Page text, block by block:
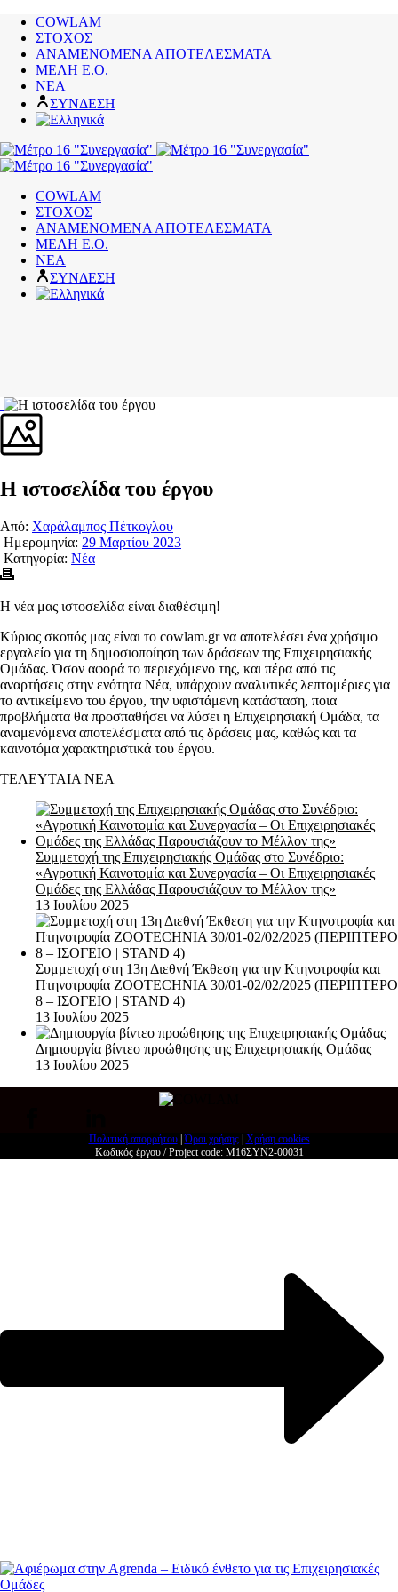
COWLAM
ΣΤΟΧΟΣ
ΑΝΑΜΕΝΟΜΕΝΑ ΑΠΟΤΕΛΕΣΜΑΤΑ
ΜΕΛΗ Ε.Ο.
ΝΕΑ
ΣΥΝΔΕΣΗ
COWLAM
ΣΤΟΧΟΣ
ΑΝΑΜΕΝΟΜΕΝΑ ΑΠΟΤΕΛΕΣΜΑΤΑ
ΜΕΛΗ Ε.Ο.
ΝΕΑ
ΣΥΝΔΕΣΗ
Η ιστοσελίδα του έργου
Από: Χαράλαμπος Πέτκογλου
Ημερομηνία: 29 Μαρτίου 2023
Κατηγορία: Νέα
Η νέα μας ιστοσελίδα είναι διαθέσιμη!
Κύριος σκοπός μας είναι το cowlam.gr να αποτελέσει ένα χρήσιμο
εργαλείο για τη δημοσιοποίηση των δράσεων της Επιχειρησιακής
Ομάδας. Όσον αφορά το περιεχόμενο της, και πέρα από τις
αναρτήσεις στην ενότητα Νέα, υπάρχουν αναλυτικές λεπτομέριες για
το αντικείμενο του έργου, την υφιστάμενη κατάσταση, ποια
προβλήματα θα προσπαθήσει να λύσει η Επιχειρησιακή Ομάδα, τα
αναμενόμενα αποτελέσματα από τις δράσεις μας, καθώς και τα
καινοτόμα χαρακτηριστικά του έργου.
ΤΕΛΕΥΤΑΙΑ ΝΕΑ
Συμμετοχή της Επιχειρησιακής Ομάδας στο Συνέδριο:
«Αγροτική Καινοτομία και Συνεργασία – Οι Επιχειρησιακές
Ομάδες της Ελλάδας Παρουσιάζουν το Μέλλον της»
13 Ιουλίου 2025
Συμμετοχή στη 13η Διεθνή Έκθεση για την Κτηνοτροφία και
Πτηνοτροφία ZOOTECHNIA 30/01-02/02/2025 (ΠΕΡΙΠΤΕΡΟ
8 – ΙΣΟΓΕΙΟ | STAND 4)
13 Ιουλίου 2025
Δημιουργία βίντεο προώθησης της Επιχειρησιακής Ομάδας
13 Ιουλίου 2025
Πολιτική απορρήτου|Όροι χρήσης| Χρήση cookies
Κωδικός έργου / Project code: Μ16ΣΥΝ2-00031